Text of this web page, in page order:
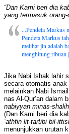
“Dan Kami beri dia
yang termasuk orang-
...Pendeta Markus
Pendeta Markus
melihat jin adalah
menghitung ribuan
Jika Nabi Ishak lahir
secara otomatis
melainkan Nabi
nas Al-Qur’an dalam
nabiyyan minas-
(Dan Kami beri dia
‘athfin lit-tartibi bil-
menunjukkan urutan